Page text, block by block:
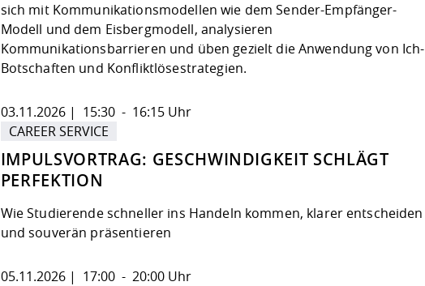
sich mit Kommunikationsmodellen wie dem Sender-Empfänger-
Modell und dem Eisbergmodell, analysieren
Kommunikationsbarrieren und üben gezielt die Anwendung von Ich-
Botschaften und Konfliktlösestrategien.
IMPULSVORTRAG: GESCHWINDIGKEIT SCHLÄGT
PERFEKTION
03.11.2026 | 15:30 - 16:15 Uhr
CAREER SERVICE
Wie Studierende schneller ins Handeln kommen, klarer entscheiden
und souverän präsentieren
05.11.2026 | 17:00 - 20:00 Uhr